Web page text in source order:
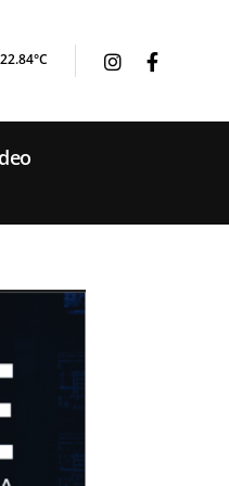
22.84°C